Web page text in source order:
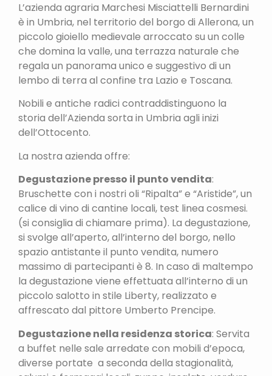
L’azienda agraria Marchesi Misciattelli Bernardini
è in Umbria, nel territorio del borgo di Allerona, un
piccolo gioiello medievale arroccato su un colle
che domina la valle, una terrazza naturale che
regala un panorama unico e suggestivo di un
lembo di terra al confine tra Lazio e Toscana.
Nobili e antiche radici contraddistinguono la
storia dell’Azienda sorta in Umbria agli inizi
dell’Ottocento.
La nostra azienda offre:
Degustazione presso il punto vendita:
Bruschette con i nostri oli “Ripalta” e “Aristide”, un
calice di vino di cantine locali, test linea cosmesi.
(si consiglia di chiamare prima). La degustazione,
si svolge all’aperto, all’interno del borgo, nello
spazio antistante il punto vendita, numero
massimo di partecipanti è 8. In caso di maltempo
la degustazione viene effettuata all’interno di un
piccolo salotto in stile Liberty, realizzato e
affrescato dal pittore Umberto Prencipe.
Degustazione nella residenza storica: Servita
a buffet nelle sale arredate con mobili d’epoca,
diverse portate a seconda della stagionalità,